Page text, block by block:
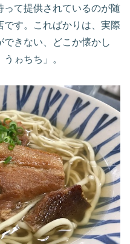
て提供されているのが随
です。こればかりは、実際
きない、どこか懐かし
ゎちち」。